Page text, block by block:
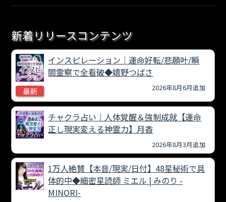
新着リリースコンテンツ
最新
インスピレーション｜運命好転/悲願叶/瞬
間霊察で全看破◆嬉野つばさ
2026年8月6月追加
チャクラ占い｜人体覚醒＆強制成就【運命
正し現実変える神霊力】月香
2026年8月3月追加
1万人絶賛【本音/現実/日付】48星秘術で具
体的中◆細密星読師 ミエル | みのり -
MINORI-